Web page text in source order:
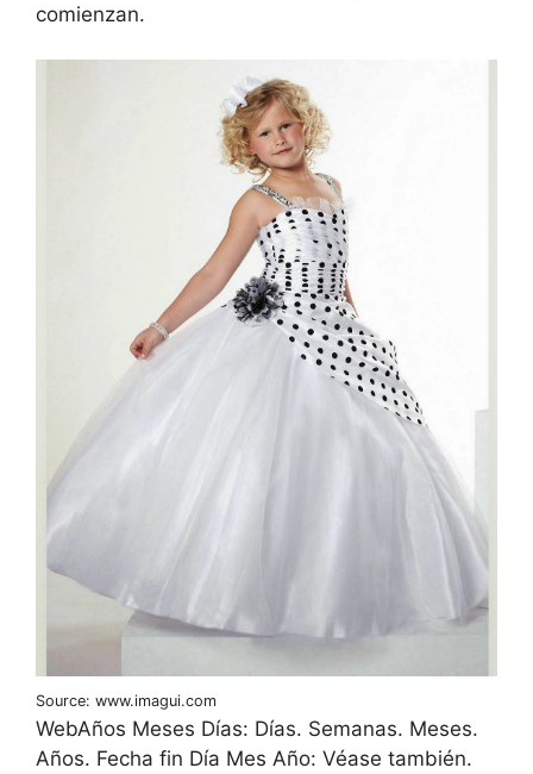
comienzan.
Source: www.imagui.com
WebAños Meses Días: Días. Semanas. Meses.
Años. Fecha fin Día Mes Año: Véase también.